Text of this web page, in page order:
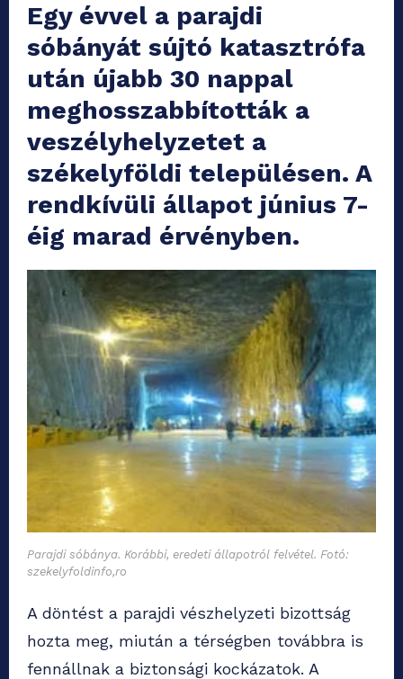
Egy évvel a parajdi
sóbányát sújtó katasztrófa
után újabb 30 nappal
meghosszabbították a
veszélyhelyzetet a
székelyföldi településen. A
rendkívüli állapot június 7-
éig marad érvényben.
Parajdi sóbánya. Korábbi, eredeti állapotról felvétel. Fotó:
szekelyfoldinfo,ro
A döntést a parajdi vészhelyzeti bizottság
hozta meg, miután a térségben továbbra is
fennállnak a biztonsági kockázatok. A